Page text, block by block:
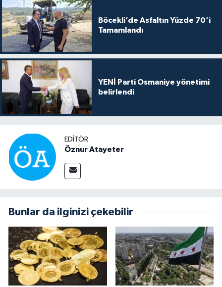
Böcekli’de Asfaltın Yüzde 70’i
Tamamlandı
YENİ Parti Osmaniye yönetimi
belirlendi
EDITÖR
Öznur Atayeter
Bunlar da ilginizi çekebilir